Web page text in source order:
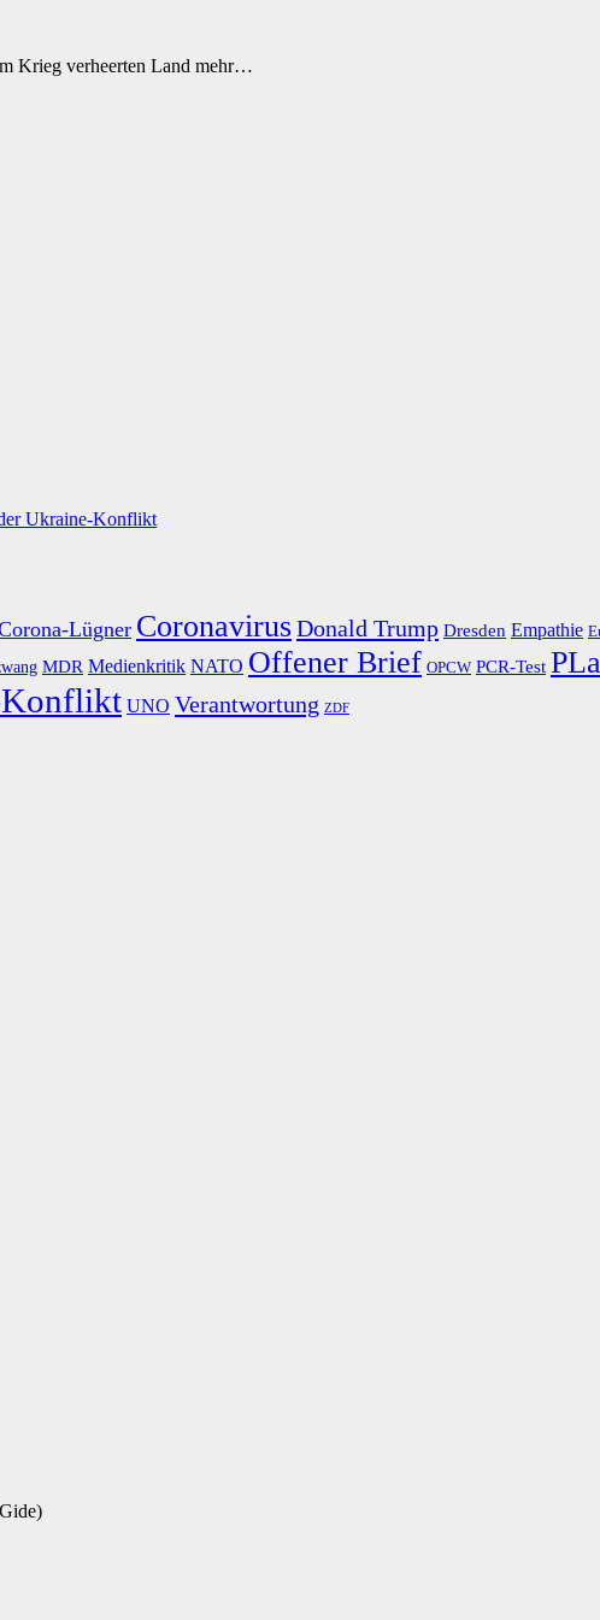
Krieg verheerten Land mehr…
Ukraine-Konflikt
Lügner CoronavirusDonald Trump Dresden Empathie
MDR Medienkritik NATO Offener Brief OPCW PCR-Test
UNO Verantwortung ZDF